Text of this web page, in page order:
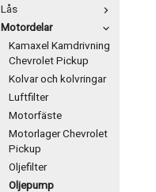
Lås
Motordelar
Kamaxel Kamdrivning
Chevrolet Pickup
Kolvar och kolvringar
Luftfilter
Motorfäste
Motorlager Chevrolet
Pickup
Oljefilter
Oljepump